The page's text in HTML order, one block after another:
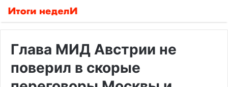
Глава МИД Австрии не
поверил в скорые